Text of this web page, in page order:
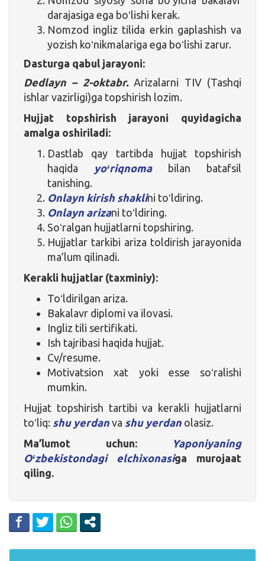
darajasiga ega boʻlishi kerak.
Nomzod ingliz tilida erkin gaplashish va
yozish koʻnikmalariga ega boʻlishi zarur.
Dasturga qabul jarayoni:
Dedlayn – 2-oktabr. Arizalarni TIV (Tashqi
ishlar vazirligi)ga topshirish lozim.
Hujjat topshirish jarayoni quyidagicha
amalga oshiriladi:
Dastlab qay tartibda hujjat topshirish
haqida yoʻriqnoma
bilan batafsil
tanishing.
Onlayn kirish shaklini toʻldiring.
Onlayn arizani toʻldiring.
Soʻralgan hujjatlarni topshiring.
Hujjatlar tarkibi ariza toldirish jarayonida
ma’lum qilinadi.
Kerakli hujjatlar (taxminiy):
Toʻldirilgan ariza.
Bakalavr diplomi va ilovasi.
Ingliz tili sertifikati.
Ish tajribasi haqida hujjat.
Cv/resume.
Motivatsion xat yoki esse soʻralishi
mumkin.
Hujjat topshirish tartibi va kerakli hujjatlarni
toʻliq: shu yerdan va shu yerdan olasiz.
Ma’lumot uchun:
Yaponiyaning
Oʻzbekistondagi elchixonasiga murojaat
qiling.